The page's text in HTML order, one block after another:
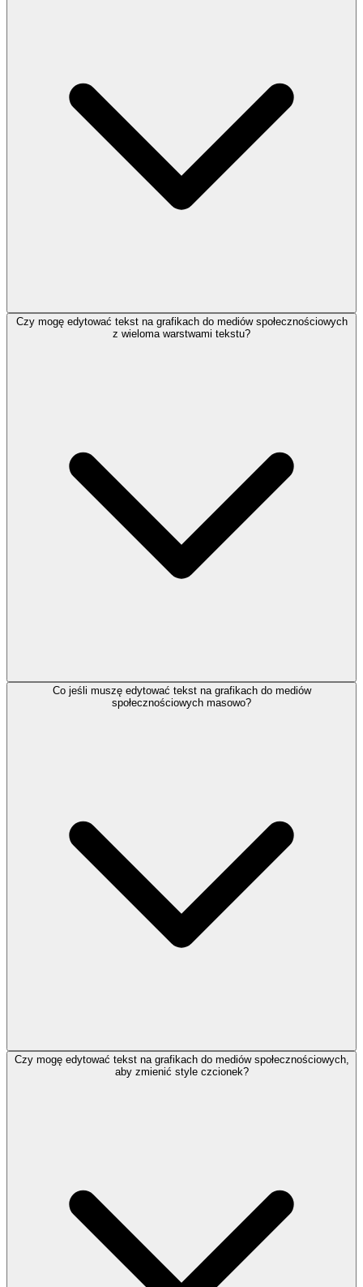
Czy mogę edytować tekst na grafikach do mediów społecznościowych
z wieloma warstwami tekstu?
Co jeśli muszę edytować tekst na grafikach do mediów
społecznościowych masowo?
Czy mogę edytować tekst na grafikach do mediów społecznościowych,
aby zmienić style czcionek?